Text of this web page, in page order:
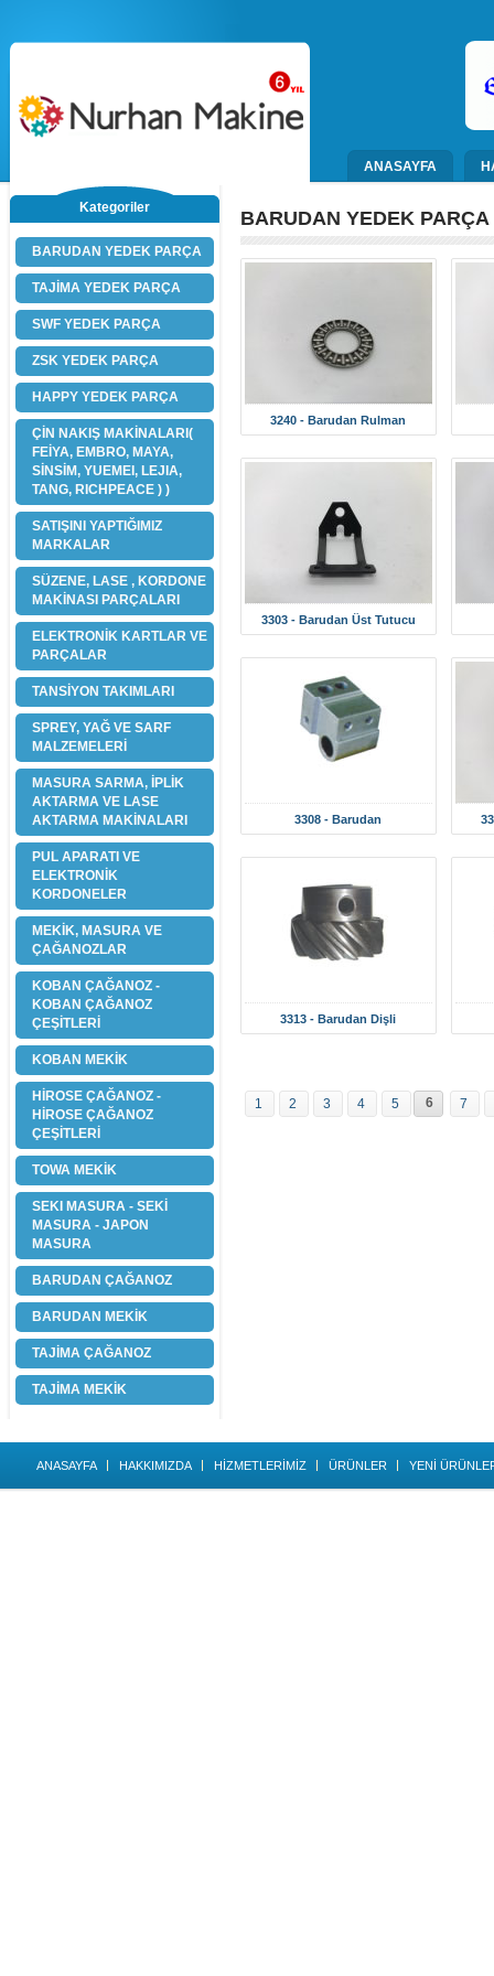
ANASAYFA
Kategoriler
BARUDAN YEDEK PARÇA
TAJİMA YEDEK PARÇA
SWF YEDEK PARÇA
ZSK YEDEK PARÇA
HAPPY YEDEK PARÇA
ÇİN NAKIŞ MAKİNALARI(
FEİYA, EMBRO, MAYA,
SİNSİM, YUEMEI, LEJIA,
TANG, RICHPEACE ) )
SATIŞINI YAPTIĞIMIZ
MARKALAR
SÜZENE, LASE , KORDONE
MAKİNASI PARÇALARI
ELEKTRONİK KARTLAR VE
PARÇALAR
TANSİYON TAKIMLARI
SPREY, YAĞ VE SARF
MALZEMELERİ
MASURA SARMA, İPLİK
AKTARMA VE LASE
AKTARMA MAKİNALARI
PUL APARATI VE
ELEKTRONİK
KORDONELER
MEKİK, MASURA VE
ÇAĞANOZLAR
KOBAN ÇAĞANOZ -
KOBAN ÇAĞANOZ
ÇEŞİTLERİ
KOBAN MEKİK
HİROSE ÇAĞANOZ -
HİROSE ÇAĞANOZ
ÇEŞİTLERİ
TOWA MEKİK
SEKI MASURA - SEKİ
MASURA - JAPON
MASURA
BARUDAN ÇAĞANOZ
BARUDAN MEKİK
TAJİMA ÇAĞANOZ
TAJİMA MEKİK
BARUDAN YEDEK PARÇA
3240 - Barudan Rulman
3303 - Barudan Üst Tutucu
3308 - Barudan
3313 - Barudan Dişli
1 2 3 4 5 6 7
ANASAYFA HAKKIMIZDA HİZMETLERİMİZ ÜRÜNLER YENİ